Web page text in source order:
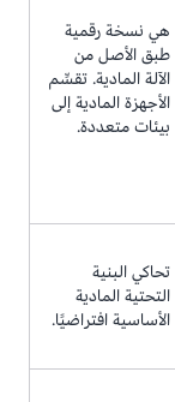
هي نسخة رقمية
طبق الأصل من
الآلة المادية. تقسِّم
الأجهزة المادية إلى
بيئات متعددة.
تحاكي البنية
التحتية المادية
الأساسية افتراضيًا.